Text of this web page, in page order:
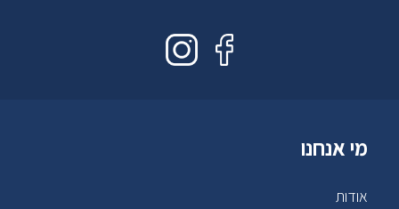
מי אנחנו
אודות